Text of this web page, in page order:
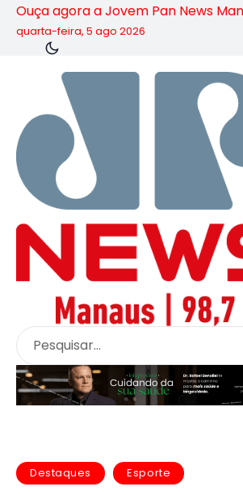
Ouça agora a Jovem Pan News
quarta-feira, 5 ago 2026
Destaques Esporte